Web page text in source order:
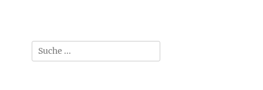
Suchen
nach: